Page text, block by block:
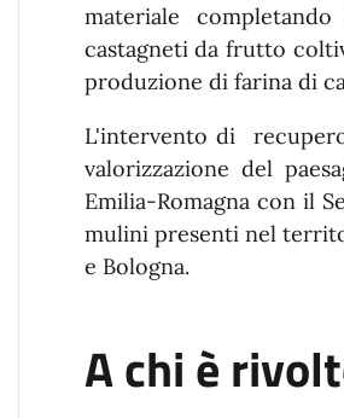
materiale
castagneti da frutto
produzione di farina di
L'intervento di
valorizzazione del
Emilia-Romagna con il
mulini presenti nel
e Bologna.
A chi è